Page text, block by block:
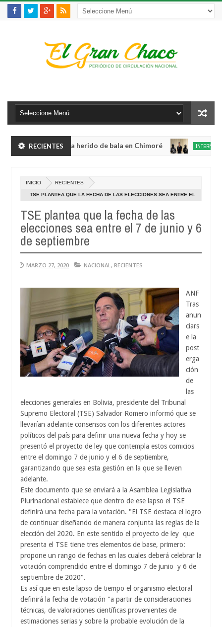
RECIENTES
robo y queda herido de bala en Chimoré INTERNACIONAL
robo y queda herido de bala en Chimoré
Aug
2026 0
INTERNACIONAL
a 12 ministerios y concentra competencias estratégicas
INICIO RECIENTES
TSE PLANTEA QUE LA FECHA DE LAS ELECCIONES SEA ENTRE EL
TSE plantea que la fecha de las
elecciones sea entre el 7 de junio y 6
de septiembre
MARZO 27, 2020 NACIONAL , RECIENTES
ANF
Tras
anun
ciars
e la
post
erga
ción
de
las
elecciones generales en Bolivia, presidente del Tribunal
Supremo Electoral (TSE) Salvador Romero informó que se
llevarían adelante consensos con los diferentes actores
políticos del país para definir una nueva fecha y hoy se
presentó el proyecto de ley que contempla estos comicios
entre el domingo 7 de junio y el 6 de septiembre,
garantizando que sea esta gestión en la que se lleven
adelante.
Este documento que se enviará a la Asamblea Legislativa
Plurinacional establece que dentro de ese lapso el TSE
definirá una fecha para la votación. "El TSE destaca el logro
de continuar diseñando de manera conjunta las reglas de la
elección del 2020. En este sentido el proyecto de ley que
presenta el TSE tiene tres elementos de base, primero:
propone un rango de fechas en las cuales deberá celebrar la
votación comprendido entre el domingo 7 de junio y 6 de
septiembre de 2020".
Es así que en este lapso de tiempo el organismo electoral
definirá la fecha de votación "a partir de consideraciones
técnicas, de valoraciones científicas provenientes de
estimaciones serias y sobre la probable evolución de la